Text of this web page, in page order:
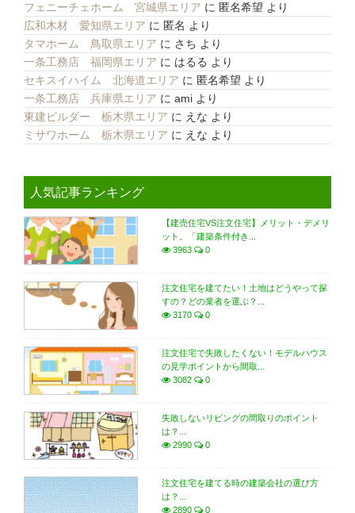
フェニーチェホーム 宮城県エリア に 匿名希望 より
広和木材 愛知県エリア に 匿名 より
タマホーム 鳥取県エリア に さち より
一条工務店 福岡県エリア に はるる より
セキスイハイム 北海道エリア に 匿名希望 より
一条工務店 兵庫県エリア に ami より
東建ビルダー 栃木県エリア に えな より
ミサワホーム 栃木県エリア に えな より
人気記事ランキング
【建売住宅VS注文住宅】メリット・デメリ
ット。「建築条件付き...
3963
0
注文住宅を建てたい！土地はどうやって探
すの？どの業者を選ぶ？...
3170
0
注文住宅で失敗したくない！モデルハウス
の見学ポイントから間取...
3082
0
失敗しないリビングの間取りのポイント
は？...
2990
0
注文住宅を建てる時の建築会社の選び方
は？...
2890
0